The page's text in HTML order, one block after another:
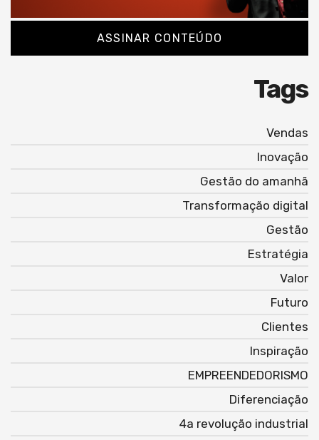
ASSINAR CONTEÚDO
Tags
Vendas
Inovação
Gestão do amanhã
Transformação digital
Gestão
Estratégia
Valor
Futuro
Clientes
Inspiração
EMPREENDEDORISMO
Diferenciação
4a revolução industrial